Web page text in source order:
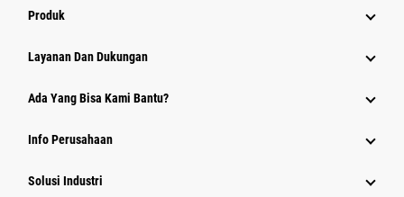
Produk
Layanan Dan Dukungan
Ada Yang Bisa Kami Bantu?
Info Perusahaan
Solusi Industri